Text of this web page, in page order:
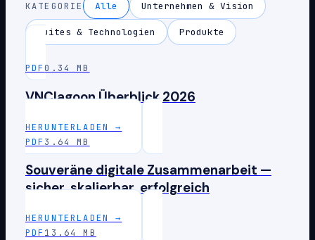
KATEGORIE Alle Unternehmen & Vision
Suites & Technologien Produkte
PDF0.34 MB
VNClagoon Überblick 2026
HERUNTERLADEN
→
PDF 3.64 MB
Souveräne digitale Zusammenarbeit —
sicher, skalierbar, erfolgreich
HERUNTERLADEN
→
PDF 13.64 MB